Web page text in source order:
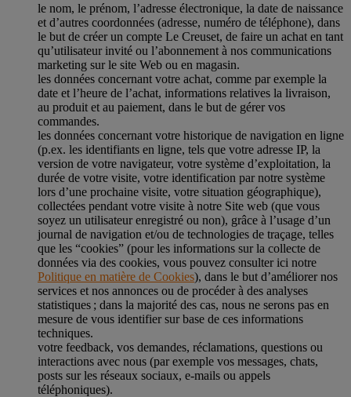
le nom, le prénom, l’adresse électronique, la date de naissance
et d’autres coordonnées (adresse, numéro de téléphone), dans
le but de créer un compte Le Creuset, de faire un achat en tant
qu’utilisateur invité ou l’abonnement à nos communications
marketing sur le site Web ou en magasin.
les données concernant votre achat, comme par exemple la
date et l’heure de l’achat, informations relatives la livraison,
au produit et au paiement, dans le but de gérer vos
commandes.
les données concernant votre historique de navigation en ligne
(p.ex. les identifiants en ligne, tels que votre adresse IP, la
version de votre navigateur, votre système d’exploitation, la
durée de votre visite, votre identification par notre système
lors d’une prochaine visite, votre situation géographique),
collectées pendant votre visite à notre Site web (que vous
soyez un utilisateur enregistré ou non), grâce à l’usage d’un
journal de navigation et/ou de technologies de traçage, telles
que les “cookies” (pour les informations sur la collecte de
données via des cookies, vous pouvez consulter ici notre
Politique en matière de Cookies), dans le but d’améliorer nos
services et nos annonces ou de procéder à des analyses
statistiques ; dans la majorité des cas, nous ne serons pas en
mesure de vous identifier sur base de ces informations
techniques.
votre feedback, vos demandes, réclamations, questions ou
interactions avec nous (par exemple vos messages, chats,
posts sur les réseaux sociaux, e-mails ou appels
téléphoniques).